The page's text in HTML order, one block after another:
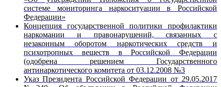
системе мониторинга наркоситуации в Российской
Федерации»
Концепция государственной политики профилактики
наркомании и правонарушений, связанных с
незаконным оборотом наркотических средств и
психотропных веществ в Российской Федерации
(одобрена решением Государственного
антинаркотического комитета от 03.12.2008 №3
Указ Президента Российской Федерации от 29.05.2017